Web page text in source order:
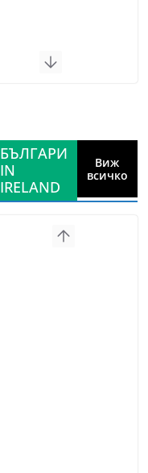
БЪЛГАРИ
IN
IRELAND
Виж
всичко